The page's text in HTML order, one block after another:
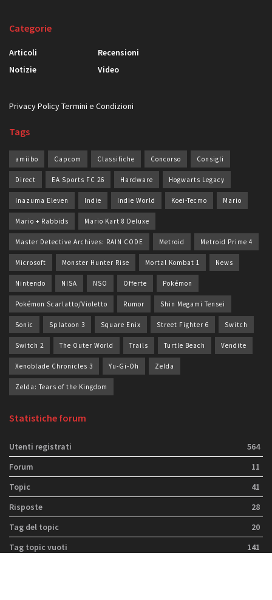
Categorie
Articoli
Notizie
Recensioni
Video
Privacy PolicyTermini e Condizioni
Tags
amiibo Capcom Classifiche Concorso Consigli
Direct EA Sports FC 26 Hardware Hogwarts Legacy
Inazuma Eleven Indie Indie World Koei-Tecmo Mario
Mario + Rabbids Mario Kart 8 Deluxe
Master Detective Archives: RAIN CODE Metroid Metroid Prime 4
Microsoft Monster Hunter Rise Mortal Kombat 1 News
Nintendo NISA NSO Offerte Pokémon
Pokémon Scarlatto/Violetto Rumor Shin Megami Tensei
Sonic Splatoon 3 Square Enix Street Fighter 6 Switch
Switch 2 The Outer World Trails Turtle Beach Vendite
Xenoblade Chronicles 3 Yu-Gi-Oh Zelda
Zelda: Tears of the Kingdom
Statistiche forum
Utenti registrati
564
Forum
11
Topic
41
Risposte
28
Tag del topic
20
Tag topic vuoti
141